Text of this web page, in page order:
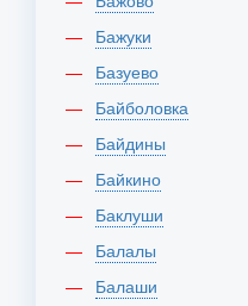
Бажуки
Базуево
Байболовка
Байдины
Байкино
Баклуши
Балалы
Балаши